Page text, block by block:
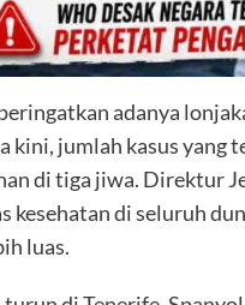
adanya
kini, jumlah kasus yang
di tiga jiwa. Direktur
kesehatan di seluruh
luas.